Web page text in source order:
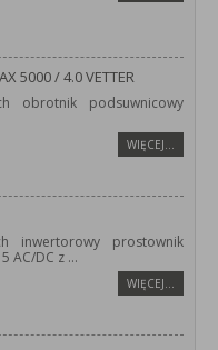
5000 / 4.0 VETTER
obrotnik podsuwnicowy
WIĘCEJ…
inwertorowy prostownik
AC/DC z ...
WIĘCEJ…